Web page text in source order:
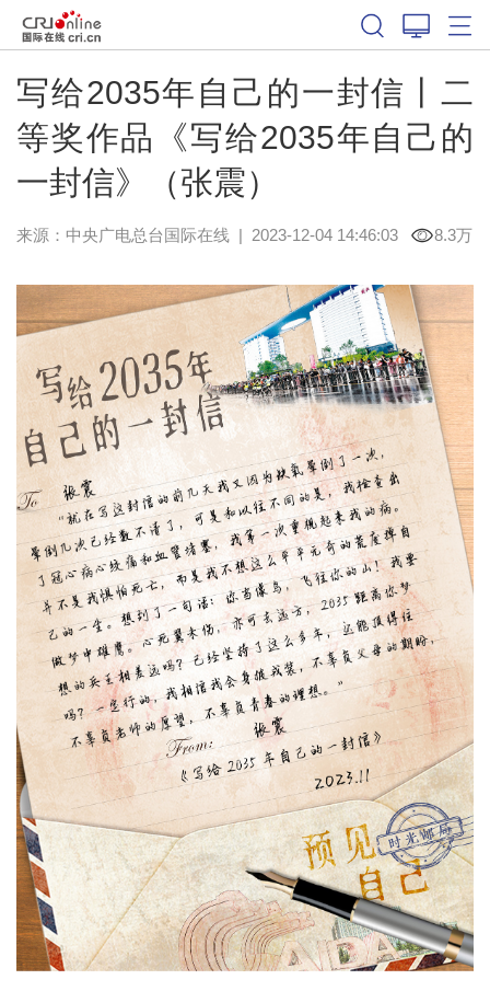
写给2035年自己的一封信丨二
等奖作品《写给2035年自己的
一封信》（张震）
来源：中央广电总台国际在线| 2023-12-04 14:46:03 8.3万